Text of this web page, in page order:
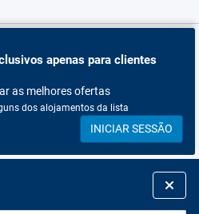
apenas para clientes
as melhores ofertas
dos alojamentos da lista
INICIAR SESSÃO